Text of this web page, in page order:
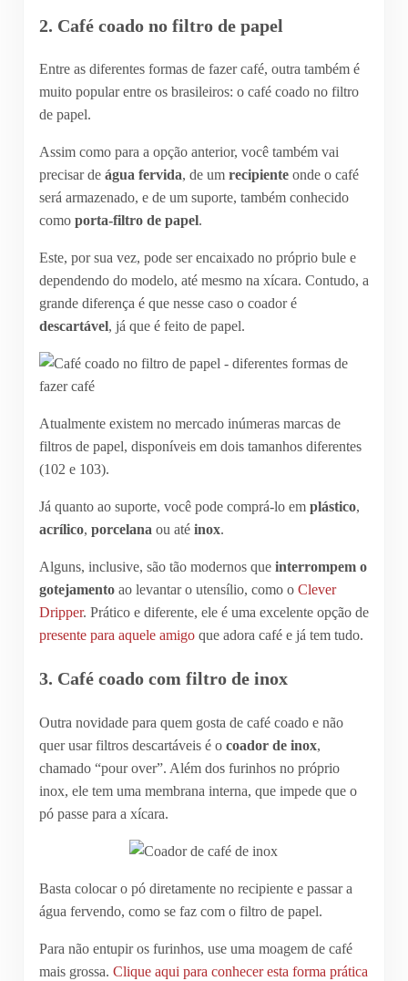
2. Café coado no filtro de papel
Entre as diferentes formas de fazer café, outra também é
muito popular entre os brasileiros: o café coado no filtro
de papel.
Assim como para a opção anterior, você também vai
precisar de água fervida, de um recipienteonde o café
será armazenado, e de um suporte, também conhecido
como porta-filtro de papel.
Este, por sua vez, pode ser encaixado no próprio bule e
dependendo do modelo, até mesmo na xícara. Contudo, a
grande diferença é que nesse caso o coador é
descartável, já que é feito de papel.
Atualmente existem no mercado inúmeras marcas de
filtros de papel, disponíveis em dois tamanhos diferentes
(102 e 103).
Já quanto ao suporte, você pode comprá-lo em plástico,
acrílico, porcelana ou até inox.
Alguns, inclusive, são tão modernos que interrompem o
gotejamentoao levantar o utensílio, como o Clever
Dripper. Prático e diferente, ele é uma excelente opção de
presente para aquele amigoque adora café e já tem tudo.
3. Café coado com filtro de inox
Outra novidade para quem gosta de café coado e não
quer usar filtros descartáveis é o coador de inox,
chamado “pour over”. Além dos furinhos no próprio
inox, ele tem uma membrana interna, que impede que o
pó passe para a xícara.
Basta colocar o pó diretamente no recipiente e passar a
água fervendo, como se faz com o filtro de papel.
Para não entupir os furinhos, use uma moagem de café
mais grossa. Clique aqui para conhecer esta forma prática